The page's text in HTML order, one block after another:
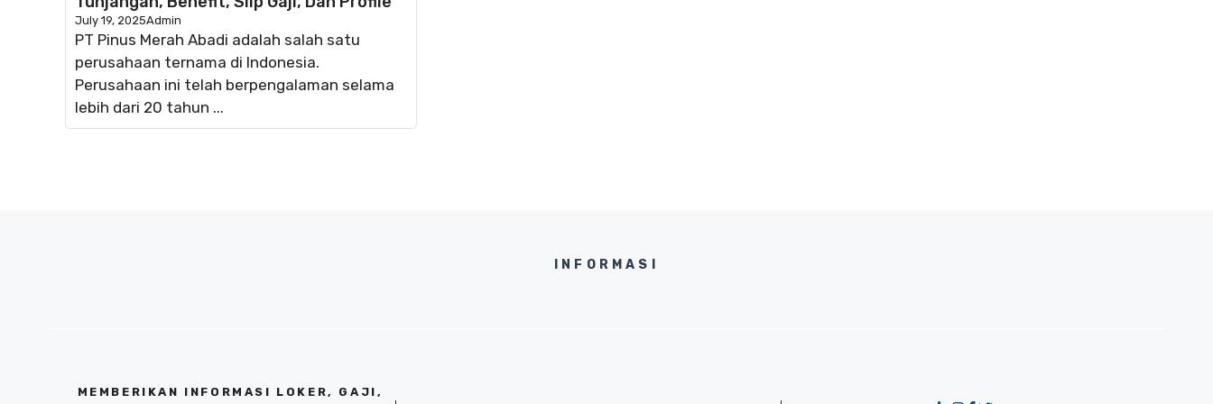
July 19, 2025Admin
PT Pinus Merah Abadi adalah salah satu
perusahaan ternama di Indonesia.
Perusahaan ini telah berpengalaman selama
lebih dari 20 tahun ...
INFORMASI
MEMBERIKAN INFORMASI LOKER, GAJI,